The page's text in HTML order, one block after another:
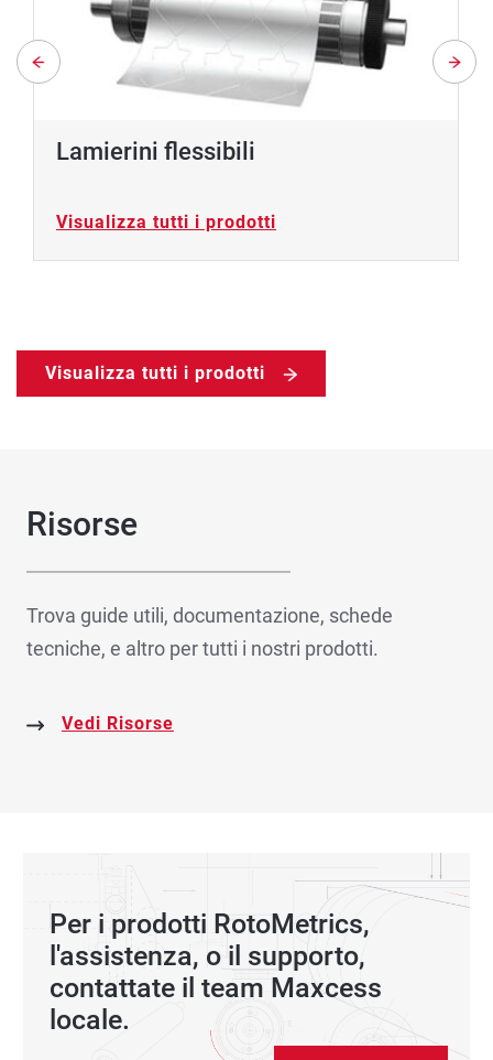
Lamierini flessibili
Visualizza tutti i prodotti
Visualizza tutti i prodotti
Risorse
Trova guide utili, documentazione, schede
tecniche, e altro per tutti i nostri prodotti.
Vedi Risorse
Per i prodotti RotoMetrics,
l'assistenza, o il supporto,
contattate il team Maxcess
locale.